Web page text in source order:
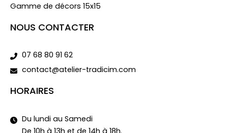
Gamme de décors 15x15
NOUS CONTACTER
07 68 80 91 62
contact@atelier-tradicim.com
HORAIRES
Du lundi au Samedi